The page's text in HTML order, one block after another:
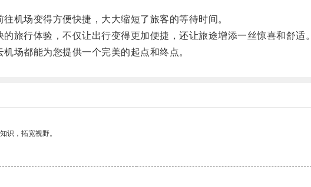
场变得方便快捷，大大缩短了旅客的等待时间。
行体验，不仅让出行变得更加便捷，还让旅途增添一丝惊喜和舒适。
都能为您提供一个完美的起点和终点。
识，拓宽视野。